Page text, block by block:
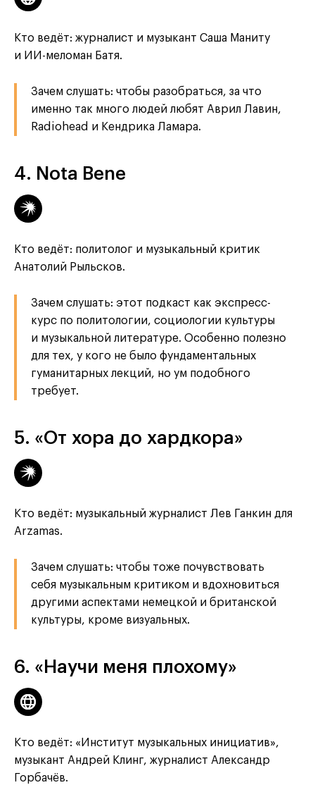
Кто ведёт: журналист и музыкант Саша Маниту
и ИИ-меломан Батя.
Зачем слушать: чтобы разобраться, за что
именно так много людей любят Аврил Лавин,
Radiohead и Кендрика Ламара.
4. Nota Bene
Кто ведёт: политолог и музыкальный критик
Анатолий Рыльсков.
Зачем слушать: этот подкаст как экспресс-
курс по политологии, социологии культуры
и музыкальной литературе. Особенно полезно
для тех, у кого не было фундаментальных
гуманитарных лекций, но ум подобного
требует.
5. «От хора до хардкора»
Кто ведёт: музыкальный журналист Лев Ганкин для
Arzamas.
Зачем слушать: чтобы тоже почувствовать
себя музыкальным критиком и вдохновиться
другими аспектами немецкой и британской
культуры, кроме визуальных.
6. «Научи меня плохому»
Кто ведёт: «Институт музыкальных инициатив»,
музыкант Андрей Клинг, журналист Александр
Горбачёв.